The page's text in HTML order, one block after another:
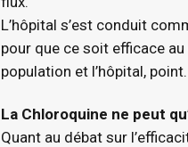
L’hôpital s’est conduit
pour que ce soit efficace
population et l’hôpital, point.
La Chloroquine ne peut
Quant au débat sur